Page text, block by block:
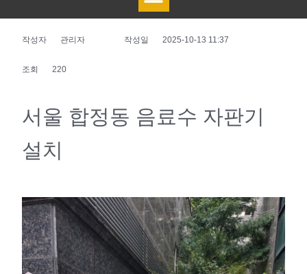
작성자 관리자 작성일 2025-10-13 11:37
조회 220
서울 합정동 음료수 자판기
설치